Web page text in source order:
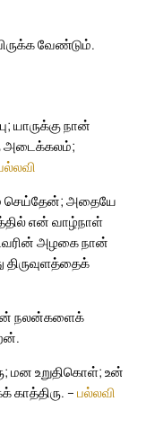
வேண்டும்.
நான்
அடைக்கலம்;
செய்தேன்; அதையே
என் வாழ்நாள்
அழகை நான்
நலன்களைக்
மன உறுதிகொள்; உன்
– பல்லவி